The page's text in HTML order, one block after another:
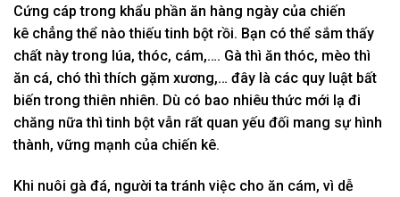
Cứng cáp trong khẩu phần ăn hàng ngày của chiến
kê chẳng thể nào thiếu tinh bột rồi. Bạn có thể sắm thấy
chất này trong lúa, thóc, cám,…. Gà thì ăn thóc, mèo thì
ăn cá, chó thì thích gặm xương,… đây là các quy luật bất
biến trongthiên nhiên. Dù có bao nhiêu thức mới lạ đi
chăng nữa thì tinh bột vẫn rất quan yếu đối mang sự hình
thành, vững mạnh của chiến kê.
Khi nuôi gà đá, người tatránh việc cho ăn cám, vì dễ